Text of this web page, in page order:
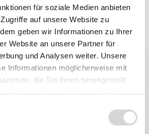
für soziale Medien anbieten
auf unsere Website zu
geben wir Informationen zu Ihrer
Website an unsere Partner für
und Analysen weiter. Unsere
Informationen möglicherweise mit
die Sie ihnen bereitgestellt